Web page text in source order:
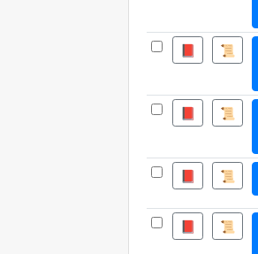
📕 📜
📕 📜
📕 📜
📕 📜